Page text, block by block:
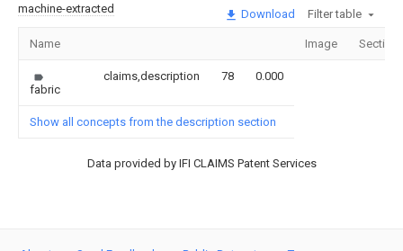
machine-extracted Download Filter table
Name Image
fabric
claims,description 78 0.000
Show all concepts from the description section
Data provided by IFI CLAIMS Patent Services